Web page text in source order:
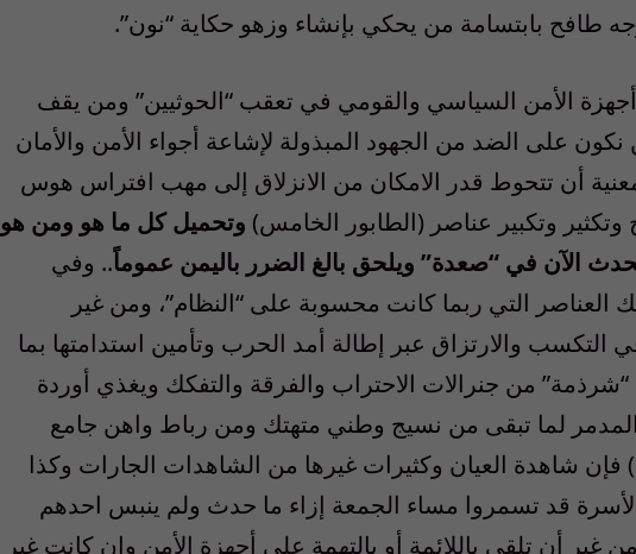
طافح بابتسامة من يحكي بإنشاء وزهو حكاية “نون”.
الأمن السياسي والقومي في تعقب “الحوثيين” ومن يقف
على الضد من الجهود المبذولة لإشاعة أجواء الأمن والأمان
أن تتحوط قدر الامكان من الانزلاق إلى مهب افتراس هوس
وتكبير عناصر (الطابور الخامس) وتحميل كل ما هو ومن هو
الآن في “صعدة” ويلحق بالغ الضرر باليمن عموماً.. وفي
العناصر التي ربما كانت محسوبة على “النظام”، ومن غير
والارتزاق عبر إطالة أمد الحرب وتأمين استدامتها بما
من جنرالات الاحتراب والفرقة والتفكك ويغذي أوردة
المدمر لما تبقى من نسيج وطني متهتك ومن رباط واهن جامع
فإن شاهدة العيان وكثيرات غيرها من الشاهدات الجارات وكذا
قد تسمروا مساء الجمعة إزاء ما حدث ولم ينبس احدهم
غير أن تلقي باللائمة أو بالتهمة على أجهزة الأمن وان كانت غير